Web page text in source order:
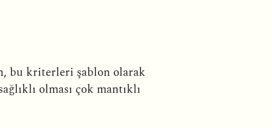
bu kriterleri şablon olarak
olması çok mantıklı